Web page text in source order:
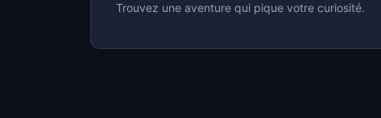
Trouvez une aventure qui pique votre curiosité.